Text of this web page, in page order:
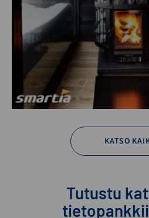
KATSO
Tutustu